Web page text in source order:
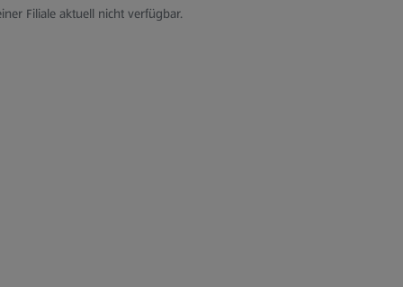
Filiale aktuell nicht verfügbar.